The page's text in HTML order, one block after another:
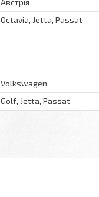
Австрія
Octavia, Jetta, Passat
Volkswagen
Golf, Jetta, Passat